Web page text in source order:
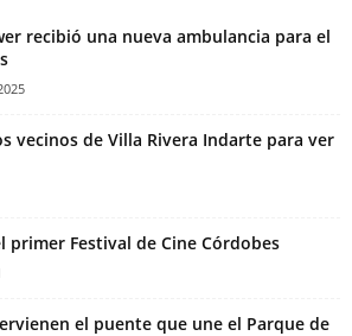
recibió una nueva ambulancia para el
vecinos de Villa Rivera Indarte para ver
primer Festival de Cine Córdobes
el puente que une el Parque de